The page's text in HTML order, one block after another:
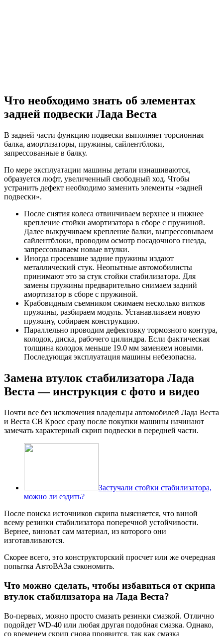
Что необходимо знать об элементах
задней подвески Лада Веста
В задней части функцию подвески выполняет торсионная
балка, амортизаторы, пружины, сайлентблоки,
запрессованные в балку.
По мере эксплуатации машины детали изнашиваются,
образуется люфт, увеличенный свободный ход. Чтобы
устранить дефект необходимо заменить элементы «задней
подвески».
После снятия колеса отвинчиваем верхнее и нижнее
крепление стойки амортизатора в сборе с пружиной.
Далее выкручиваем крепление балки, выпрессовываем
сайлентблоки, проводим осмотр посадочного гнезда,
запрессовываем новые втулки.
Иногда просевшие задние пружины издают
металлический стук. Неопытные автомобилисты
принимают это за стук стойки стабилизатора. Для
замены пружины предварительно снимаем задний
амортизатор в сборе с пружиной.
Крабовидным съемником сжимаем несколько витков
пружины, разбираем модуль. Устанавливаем новую
пружину, собираем конструкцию.
Параллельно проводим дефектовку тормозного контура,
колодок, диска, рабочего цилиндра. Если фактическая
толщина колодок меньше 19.0 мм заменяем новыми.
Последующая эксплуатация машины небезопасна.
Замена втулок стабилизатора Лада
Веста — инструкция с фото и видео
Почти все без исключения владельцы автомобилей Лада Веста
и Веста СВ Кросс сразу после покупки машины начинают
замечать характерный скрип подвески в передней части.
Застучали стойки стабилизатора,
можно ли ездить?
После поиска источников скрипа выясняется, что виной
всему резинки стабилизатора поперечной устойчивости.
Вернее, виноват сам материал, из которого они
изготавливаются.
Скорее всего, это конструкторский просчет или же очередная
попытка АвтоВАЗа сэкономить.
Что можно сделать, чтобы избавиться от скрипа
втулок стабилизатора на Лада Веста?
Во-первых, можно просто смазать резинки смазкой. Отлично
подойдет WD-40 или любая другая подобная смазка. Однако,
со временем скрип снова проявится, так как смазка